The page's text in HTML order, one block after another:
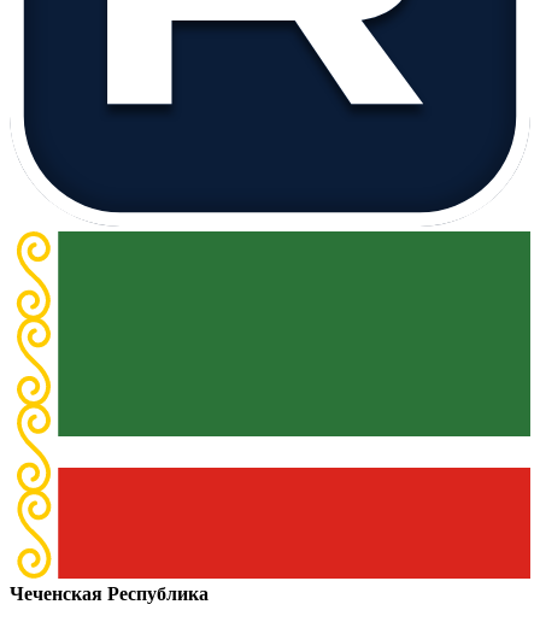
Чеченская Республика